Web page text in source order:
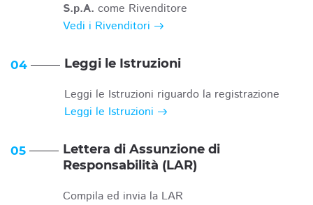
S.p.A. come Rivenditore
Vedi i Rivenditori
04 Leggi le Istruzioni
Leggi le Istruzioni riguardo la registrazione
Leggi le Istruzioni
05
Lettera di Assunzione di
Responsabilità (LAR)
Compila ed invia la LAR